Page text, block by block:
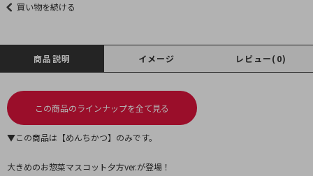
買い物を続ける
商品説明 イメージ レビュー(0)
この商品のラインナップを全て見る
▼この商品は【めんちかつ】のみです。
大きめのお惣菜マスコット夕方ver.が登場！